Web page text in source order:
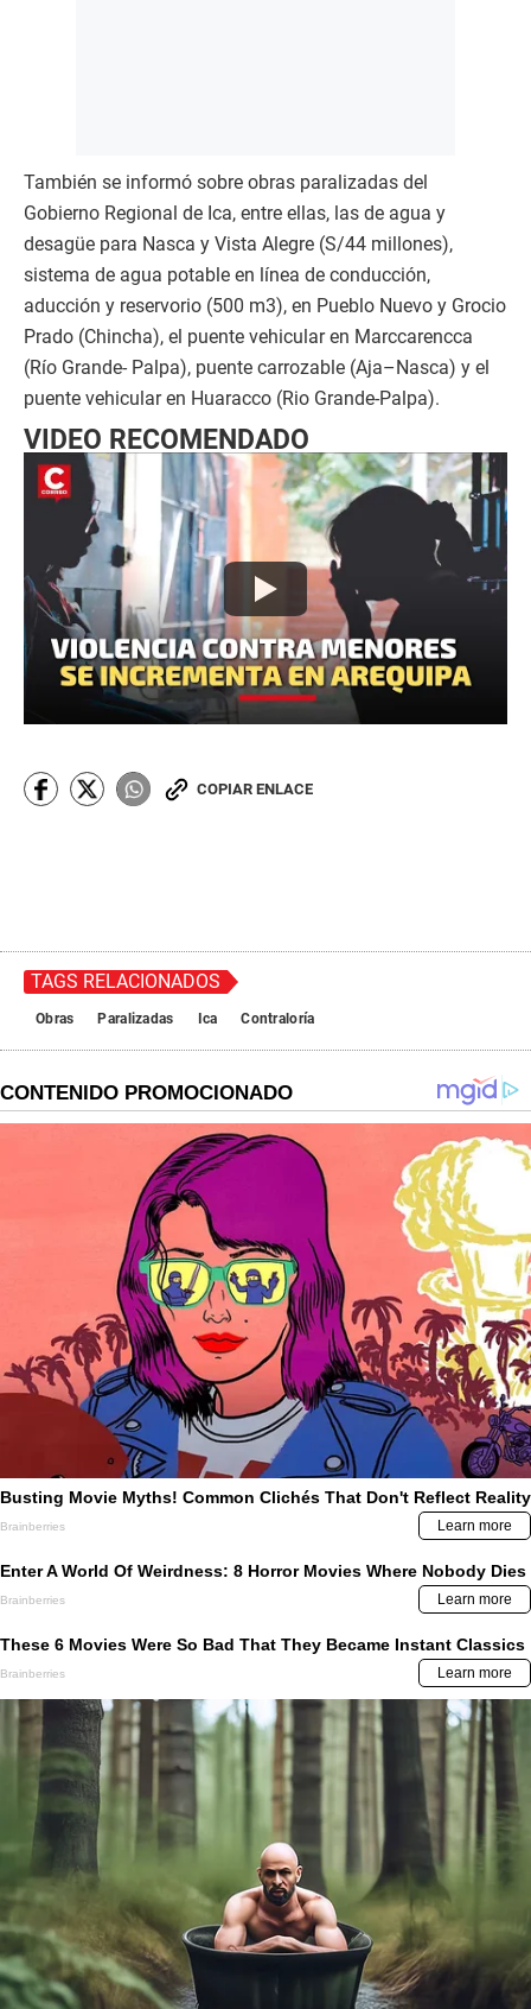
También se informó sobre obras paralizadas del
Gobierno Regional de Ica, entre ellas, las de agua y
desagüe para Nasca y Vista Alegre (S/44 millones),
sistema de agua potable en línea de conducción,
aducción y reservorio (500 m3), en Pueblo Nuevo y Grocio
Prado (Chincha), el puente vehicular en Marccarencca
(Río Grande- Palpa), puente carrozable (Aja–Nasca) y el
puente vehicular en Huaracco (Rio Grande-Palpa).
VIDEO RECOMENDADO
COPIAR ENLACE
TAGS RELACIONADOS
Obras Paralizadas Ica Contraloría